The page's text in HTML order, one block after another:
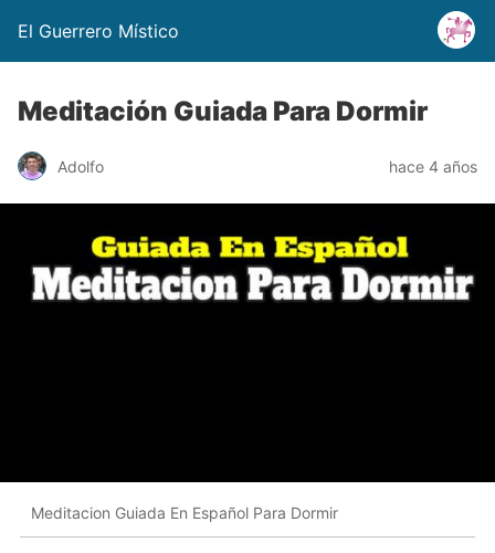
El Guerrero Místico
Meditación Guiada Para Dormir
Adolfo hace 4 años
Meditacion Guiada En Español Para Dormir